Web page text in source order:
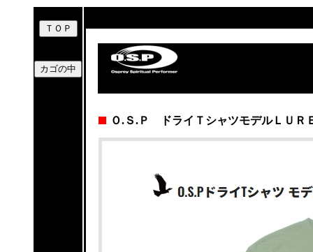
Ｏ.Ｓ.Ｐ ドライＴシャツモデルＬＵＲ